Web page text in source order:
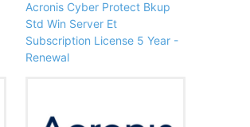
Acronis Cyber Protect Bkup
Std Win Server Et
Subscription License 5 Year -
Renewal